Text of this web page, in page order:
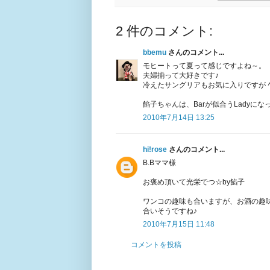
2 件のコメント:
bbemu さんのコメント...
モヒートって夏って感じですよね～。
夫婦揃って大好きです♪
冷えたサングリアもお気に入りですが
餡子ちゃんは、Barが似合うLadyにな
2010年7月14日 13:25
hi!rose さんのコメント...
B.Bママ様
お褒め頂いて光栄でつ☆by餡子
ワンコの趣味も合いますが、お酒の趣
合いそうですね♪
2010年7月15日 11:48
コメントを投稿